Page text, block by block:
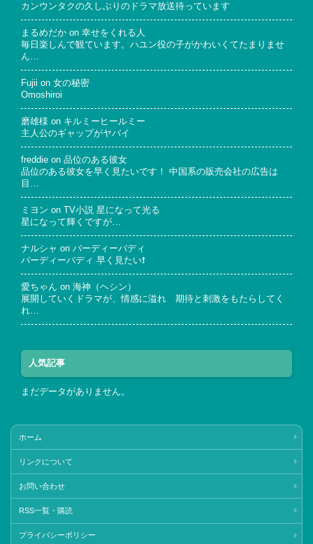
カンウンタクの久しぶりのドラマ放送待っています
まるめだか on 幸せをくれる人
毎日楽しんで観ています。ハユン役の子がかわいくてたまりませ
ん…
Fujii on 女の秘密
Omoshiroi
磨雄様 on キルミーヒールミー
主人公のギャップがヤバイ
freddie on 品位のある彼女
品位のある彼女を早く見たいです！ 中国系の販売会社の広告は
目…
ミヨン on TV小説 星になって光る
星になって輝くですが…
ナルシャ on バーディーバディ
バーディーバディ 早く見たい❗
愛ちゃん on 海神（ヘシン）
展開していくドラマが、情感に溢れ 期待と刺激をもたらしてく
れ…
人気記事
まだデータがありません。
ホーム
リンクについて
お問い合わせ
RSS一覧・購読
プライバシーポリシー